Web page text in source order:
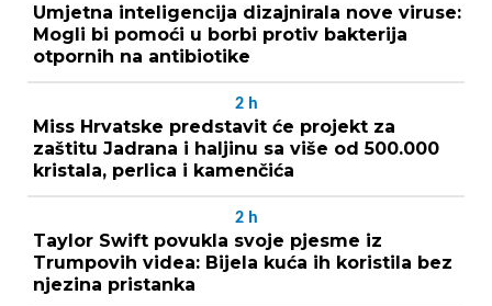
Umjetna inteligencija dizajnirala nove viruse:
Mogli bi pomoći u borbi protiv bakterija
otpornih na antibiotike
2 h
Miss Hrvatske predstavit će projekt za
zaštitu Jadrana i haljinu sa više od 500.000
kristala, perlica i kamenčića
2 h
Taylor Swift povukla svoje pjesme iz
Trumpovih videa: Bijela kuća ih koristila bez
njezina pristanka